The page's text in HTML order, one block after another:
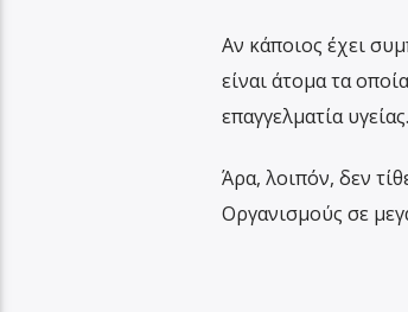
Αν κάποιος έχει
είναι άτομα τα
επαγγελματία υγείας.
Άρα, λοιπόν, δεν
Οργανισμούς σε